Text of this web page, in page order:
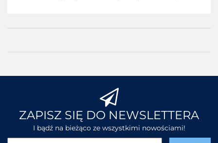
ZAPISZ SIĘ DO NEWSLETTERA
I bądź na bieżąco ze wszystkimi nowościami!